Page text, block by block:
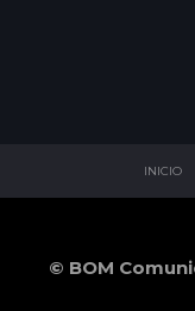
INICIO
© BOM